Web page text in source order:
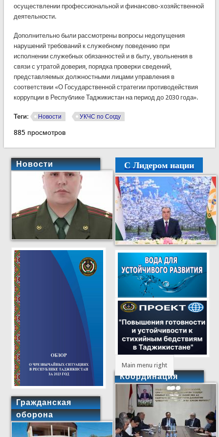
осуществлении профессиональной и финансово-хозяйственной
деятельности.
Дополнительно были рассмотрены вопросы недопущения
нарушений требований к служебному поведению при
исполнении служебных обязанностей и в быту, увольнения в
связи с утратой доверия, порядка проверки сведений,
представляемых должностными лицами управления в
соответствии «О Государственной стратегии противодействия
коррупции в Республике Таджикистан на период до 2030 года».
Теги: Новости УКЧС по Согду
885 просмотров
Новости
Гражданская
оборона
С Лидером нации
Main menu right
Координация